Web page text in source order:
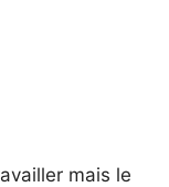
mais le